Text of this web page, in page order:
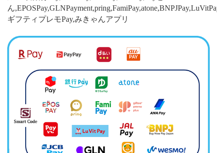
ん
ギフティプレモPay,みきゃんアプリ